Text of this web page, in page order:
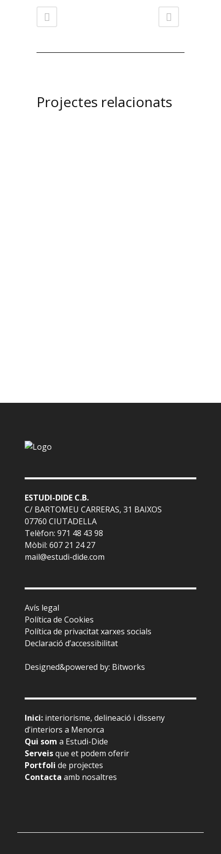
Projectes relacionats
ESTUDI-DIDE C.B.
C/ BARTOMEU CARRERAS, 31 BAIXOS
07760 CIUTADELLA
Telèfon: 971 48 43 98
Mòbil: 607 21 24 27
mail@estudi-dide.com
Avís legal
Política de Cookies
Política de privacitat xarxes socials
Declaració d’accessibilitat
Designed&powered by: Bitworks
Inici: interiorisme, delineació i disseny
d’interiors a Menorca
Qui som a Estudi-Dide
Serveisque et podem oferir
Portfoli de projectes
Contacta amb nosaltres